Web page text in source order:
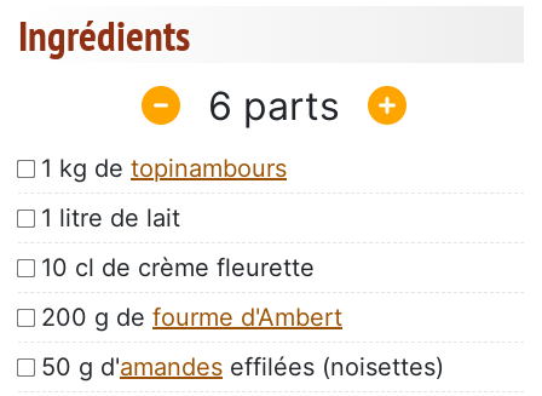
Ingrédients
6
1 kg de topinambours
1 litre de lait
10 cl de crème fleurette
200 g de fourme d'Ambert
50 g d'amandes effilées (noisettes)